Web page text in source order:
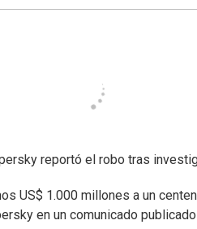
reportó el robo tras
US$ 1.000 millones a un
en un comunicado